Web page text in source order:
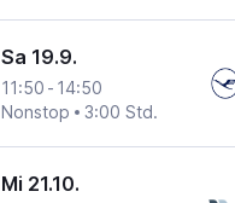
Sa 19.9.
11:50 - 14:50
Nonstop
3:00 Std.
Mi 21.10.